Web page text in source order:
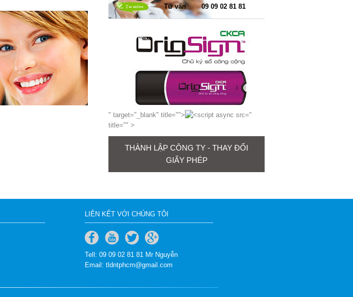
Tư vấn 09 09 02 81 81
" target="_blank" title="">
"
title="" >
THÀNH LẬP CÔNG TY - THAY ĐỔI
GIẤY PHÉP
LIÊN KẾT VỚI CHÚNG TÔI
Tell: 09 09 02 81 81 Mr Nguyễn
Email: tldntphcm@gmail.com